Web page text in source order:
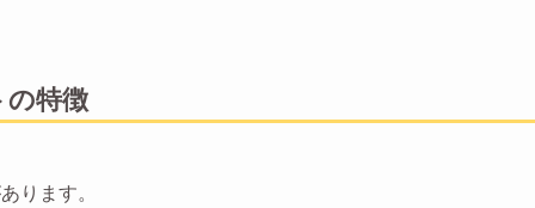
の特徴
ります。